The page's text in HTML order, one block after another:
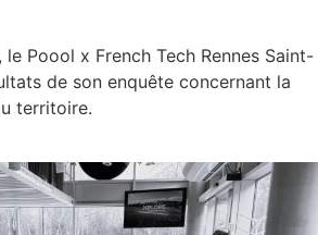
le Poool x French Tech Rennes Saint-
de son enquête concernant la
territoire.